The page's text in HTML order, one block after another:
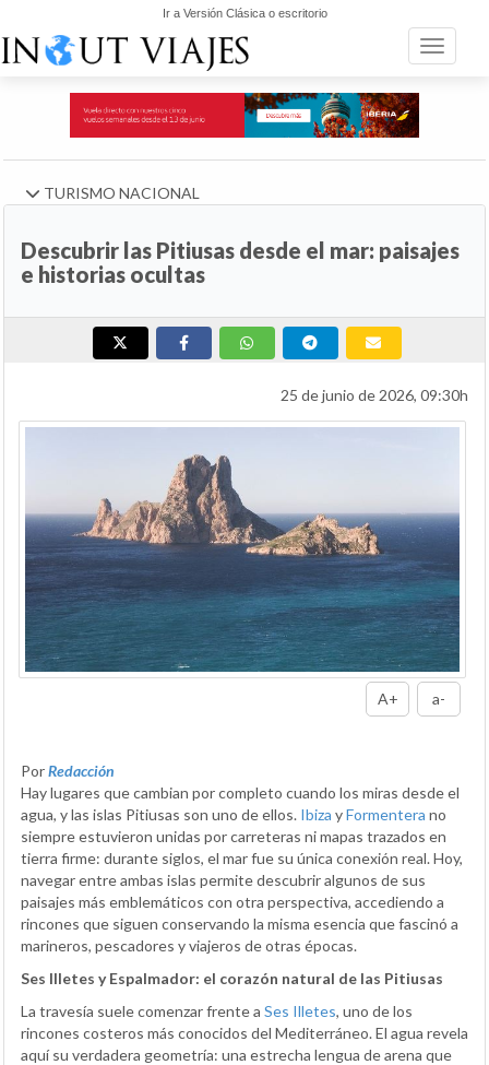
Ir a Versión Clásica o escritorio
Toggle
TURISMO NACIONAL
Descubrir las Pitiusas desde el mar: paisajes
e historias ocultas
25 de junio de 2026, 09:30h
A+ a-
PorRedacción
Hay lugares que cambian por completo cuando los miras desde el
agua, y las islas Pitiusas son uno de ellos. Ibiza yFormentera no
siempre estuvieron unidas por carreteras ni mapas trazados en
tierra firme: durante siglos, el mar fue su única conexión real. Hoy,
navegar entre ambas islas permite descubrir algunos de sus
paisajes más emblemáticos con otra perspectiva, accediendo a
rincones que siguen conservando la misma esencia que fascinó a
marineros, pescadores y viajeros de otras épocas.
Ses Illetes y Espalmador: el corazón natural de las Pitiusas
La travesía suele comenzar frente a Ses Illetes, uno de los
rincones costeros más conocidos del Mediterráneo. El agua revela
aquí su verdadera geometría: una estrecha lengua de arena que